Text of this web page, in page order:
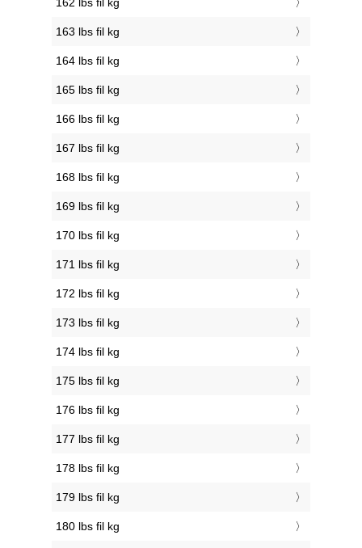
163 lbs fil kg
164 lbs fil kg
165 lbs fil kg
166 lbs fil kg
167 lbs fil kg
168 lbs fil kg
169 lbs fil kg
170 lbs fil kg
171 lbs fil kg
172 lbs fil kg
173 lbs fil kg
174 lbs fil kg
175 lbs fil kg
176 lbs fil kg
177 lbs fil kg
178 lbs fil kg
179 lbs fil kg
180 lbs fil kg